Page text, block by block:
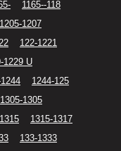
1165--118
1205-1207
122-1221
1229 U
1244-125
1305-1305
1315-1317
133-1333